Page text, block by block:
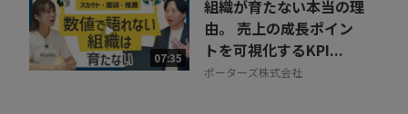
07:35
組織が育たない本当の理
由。 売上の成長ポイン
トを可視化するKPI...
ポーターズ株式会社